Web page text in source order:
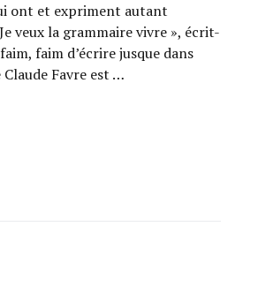
ont et expriment autant
veux la grammaire vivre », écrit-
faim d’écrire jusque dans
Favre est …